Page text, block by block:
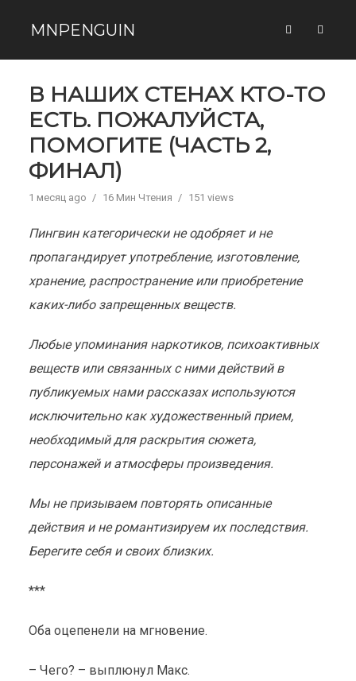
MNPENGUIN
В НАШИХ СТЕНАХ КТО-ТО
ЕСТЬ. ПОЖАЛУЙСТА,
ПОМОГИТЕ (ЧАСТЬ 2,
ФИНАЛ)
1 месяц ago 16 Мин Чтения 151 views
Пингвин категорически не одобряет и не
пропагандирует употребление, изготовление,
хранение, распространение или приобретение
каких-либо запрещенных веществ.
Любые упоминания наркотиков, психоактивных
веществ или связанных с ними действий в
публикуемых нами рассказах используются
исключительно как художественный прием,
необходимый для раскрытия сюжета,
персонажей и атмосферы произведения.
Мы не призываем повторять описанные
действия и не романтизируем их последствия.
Берегите себя и своих близких.
***
Оба оцепенели на мгновение.
– Чего? – выплюнул Макс.